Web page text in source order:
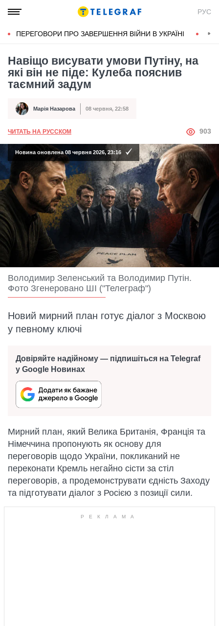
РУС
ПЕРЕГОВОРИ ПРО ЗАВЕРШЕННЯ ВІЙНИ В УКРАЇНІ
Навіщо висувати умови Путіну, на
які він не піде: Кулеба пояснив
таємний задум
Автор Марія Назарова
Дата публікації 08 червня, 22:58
ЧИТАТЬ НА РУССКОМ АВТОР
903
Новина оновлена 08 червня 2026, 23:16
Володимир Зеленський та Володимир Путін.
Фото Згенеровано ШІ ("Телеграф")
Новий мирний план готує діалог з Москвою
у певному ключі
Довіряйте надійному — підпишіться на Telegraf
у Google Новинах
Мирний план, який Велика Британія, Франція та
Німеччина пропонують як основу для
переговорів щодо України, покликаний не
переконати Кремль негайно сісти за стіл
переговорів, а продемонструвати єдність Заходу
та підготувати діалог з Росією з позиції сили.